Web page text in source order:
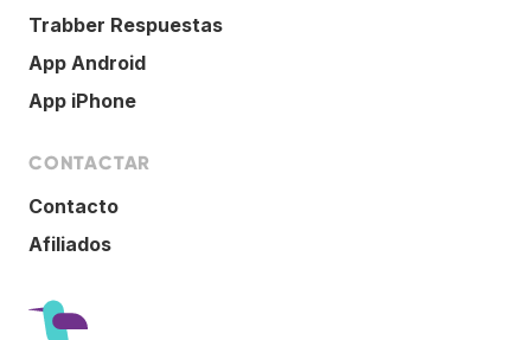
Trabber Respuestas
App Android
App iPhone
CONTACTAR
Contacto
Afiliados